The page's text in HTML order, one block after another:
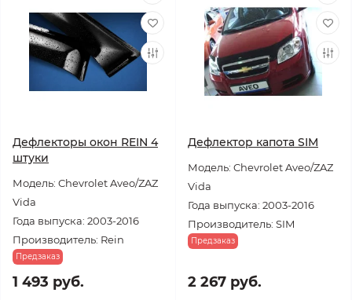
Дефлекторы окон REIN 4
штуки
Модель: Chevrolet Aveo/ZAZ
Vida
Года выпуска: 2003-2016
Производитель: Rein
Предзаказ
1 493 руб.
Дефлектор капота SIM
Модель: Chevrolet Aveo/ZAZ
Vida
Года выпуска: 2003-2016
Производитель: SIM
Предзаказ
2 267 руб.